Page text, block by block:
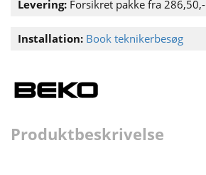
Levering: Forsikret pakke fra 286,50,-
Installation: Book teknikerbesøg
Produktbeskrivelse